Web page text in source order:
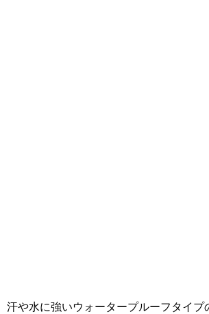
汗や水に強いウォータープルーフタイプ